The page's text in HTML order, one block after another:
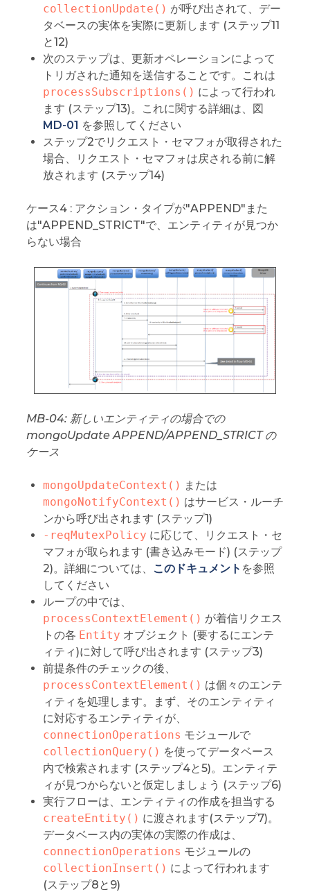
collectionUpdate() が呼び出されて、デー
タベースの実体を実際に更新します (ステップ11
と12)
次のステップは、更新オペレーションによって
トリガされた通知を送信することです。これは
processSubscriptions() によって行われ
ます (ステップ13)。これに関する詳細は、図
MD-01 を参照してください
ステップ2でリクエスト・セマフォが取得された
場合、リクエスト・セマフォは戻される前に解
放されます (ステップ14)
ケース4 : アクション・タイプが"APPEND"また
は"APPEND_STRICT"で、エンティティが見つか
らない場合
MB-04: 新しいエンティティの場合での
mongoUpdate APPEND/APPEND_STRICT の
ケース
mongoUpdateContext() または
mongoNotifyContext() はサービス・ルーチ
ンから呼び出されます (ステップ1)
-reqMutexPolicy に応じて、リクエスト・セ
マフォが取られます (書き込みモード) (ステップ
2)。詳細については、
このドキュメント を参照
してください
ループの中では、
processContextElement() が着信リクエス
トの各 Entity オブジェクト (要するにエンテ
ィティ)に対して呼び出されます (ステップ3)
前提条件のチェックの後、
processContextElement() は個々のエンテ
ィティを処理します。まず、そのエンティティ
に対応するエンティティが、
connectionOperations モジュールで
collectionQuery() を使ってデータベース
内で検索されます (ステップ4と5)。エンティテ
ィが見つからないと仮定しましょう (ステップ6)
実行フローは、エンティティの作成を担当する
createEntity() に渡されます(ステップ7)。
データベース内の実体の実際の作成は、
connectionOperations モジュールの
collectionInsert() によって行われます
(ステップ8と9)